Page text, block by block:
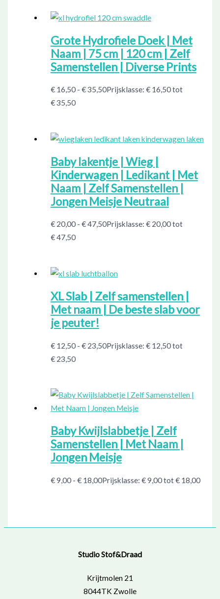
Grote Hydrofiele Doek | Met
Naam | 75 cm | 120 cm | Zelf
Samenstellen | Diverse Prints
€16,50 - €35,50Prijsklasse: € 16,50 tot
€ 35,50
Baby lakentje | Wieg |
Kinderwagen | Ledikant | Met
Naam | Zelf Samenstellen |
Jongen Meisje Neutraal
€20,00 - €47,50Prijsklasse: € 20,00 tot
€ 47,50
XL Slab | Zelf samenstellen |
Met naam | De beste slab voor
je peuter!
€12,50 - €23,50Prijsklasse: € 12,50 tot
€ 23,50
Baby Kwijlslabbetje | Zelf
Samenstellen | Met Naam |
Jongen Meisje
€9,00 - €18,00Prijsklasse: € 9,00 tot € 18,00
Studio Stof&Draad
Krijtmolen 21
8044TK Zwolle